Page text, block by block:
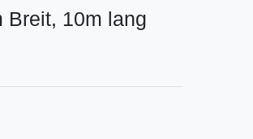
Breit, 10m lang